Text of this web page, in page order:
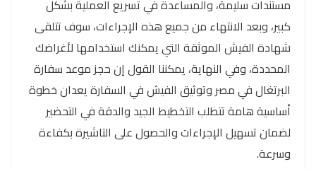
مستندات سليمة، والمساعدة في تسريع العملية بشكل
كبير، وبعد الانتهاء من جميع هذه الإجراءات، سوف تتلقى
شهادة الفيش الموثقة التي يمكنك استخدامها لأغراضك
المحددة، وفي النهاية، يمكننا القول إن حجز موعد سفارة
البرتغال في مصر وتوثيق الفيش في السفارة يعدان خطوة
أساسية هامة تتطلب التخطيط الجيد والدقة في التحضير
لضمان تسهيل الإجراءات والحصول على التاشيرة بكفاءة
وسرعة.